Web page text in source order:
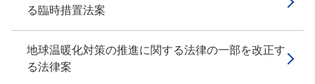
る臨時措置法案
地球温暖化対策の推進に関する法律の一部を改正す
る法律案